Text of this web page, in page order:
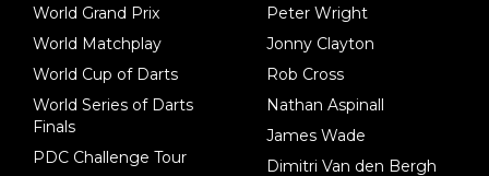
World Grand Prix
World Matchplay
World Cup of Darts
World Series of Darts
Finals
PDC Challenge Tour
Peter Wright
Jonny Clayton
Rob Cross
Nathan Aspinall
James Wade
Dimitri Van den Bergh